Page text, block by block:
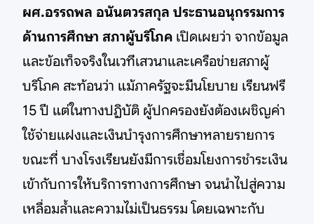
ผศ.อรรถพล อนันตวรสกุล ประธานอนุกรรมการ
ด้านการศึกษา สภาผู้บริโภค เปิดเผยว่า จากข้อมูล
และข้อเท็จจริงในเวทีเสวนาและเครือข่ายสภาผู้
บริโภค สะท้อนว่า แม้ภาครัฐจะมีนโยบาย เรียนฟรี
15 ปี แต่ในทางปฏิบัติ ผู้ปกครองยังต้องเผชิญค่า
ใช้จ่ายแฝงและเงินบำรุงการศึกษาหลายรายการ
ขณะที่ บางโรงเรียนยังมีการเชื่อมโยงการชำระเงิน
เข้ากับการให้บริการทางการศึกษา จนนำไปสู่ความ
เหลื่อมล้ำและความไม่เป็นธรรม โดยเฉพาะกับ